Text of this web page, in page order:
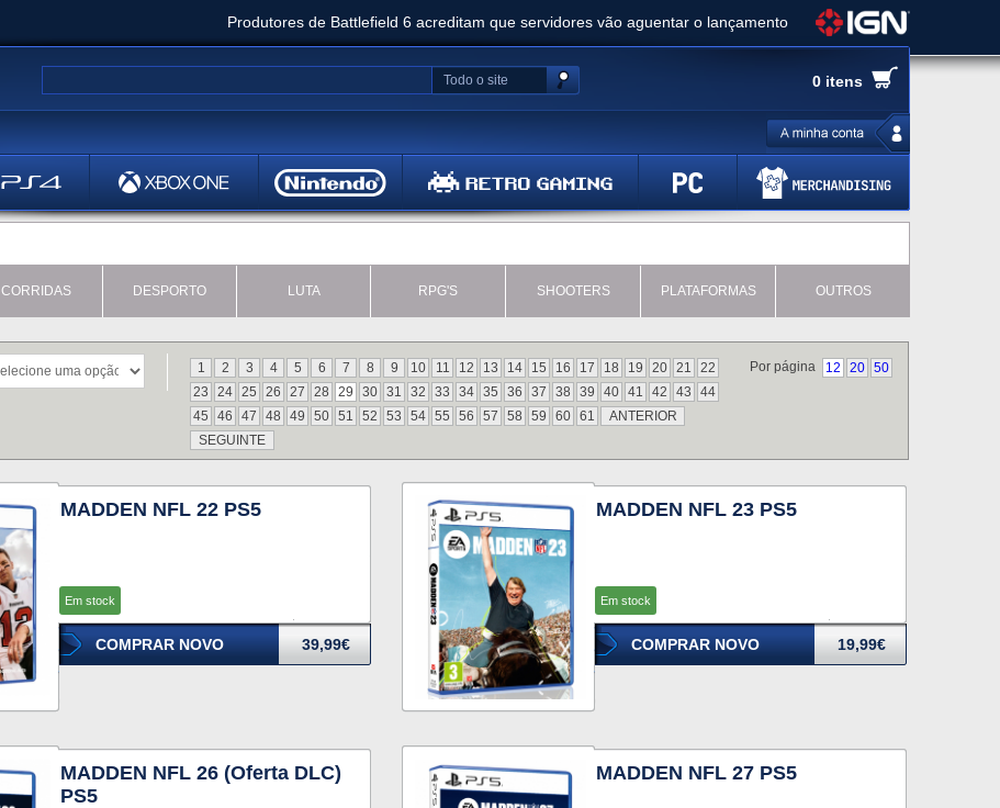
Produtores de Battlefield 6 acreditam que servidores vão aguentar o lançamento
Clair Obscur: Expedition 33 já vendeu 5 milhões de cópias e vai receber novo conteúdo
Ghost of Yotei - Análise
Metal Gear Solid Delta: Snake Eater - Análise
Bethesda anuncia livestream para o Fallout Day
0 itens
Todo o site
CORRIDAS DESPORTO LUTA RPG'S SHOOTERS PLATAFORMAS OUTROS
Por página 12 20 50
1 2 3 4 5 6 7 8 9 10 11 12 13 14 15 16 17 18 19 20 21
22
23
24 25 26 27 28 29 30 31 32 33 34 35 36 37 38 39 40 41 42 43
44
45
46 47 48 49 50 51 52 53 54 55 56 57 58 59 60 61
ANTERIOR
SEGUINTE
MADDEN NFL 22 PS5
Em stock
COMPRAR NOVO 39,99€
MADDEN NFL 23 PS5
Em stock
COMPRAR NOVO 19,99€
MADDEN NFL 26 (Oferta DLC)
PS5
MADDEN NFL 27 PS5